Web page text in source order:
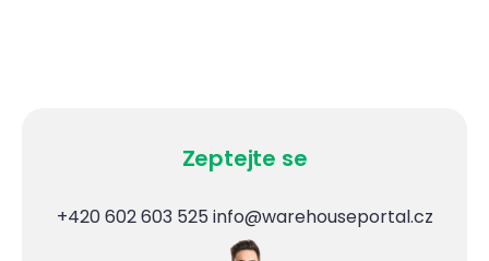
Zeptejte se
+420 602 603 525 info@warehouseportal.cz